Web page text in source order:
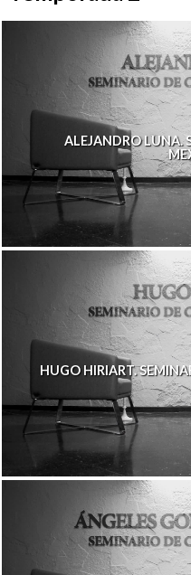
ALEJANDRO LUNA.
HUGO HIRIART.